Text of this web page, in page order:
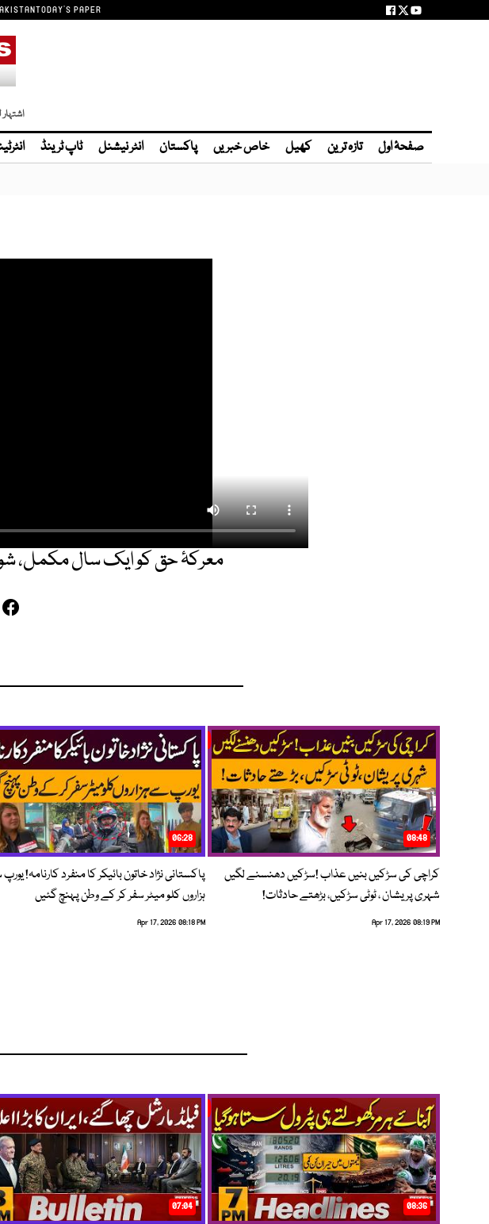
TODAY'S PAPER
صفحۂ اول تازہ ترین کھیل خاص خبریں پاکستان انٹر نیشنل ٹاپ ٹرینڈ
معرکۂ حق کو ایک سال مکمل،
08:48
کراچی کی سڑکیں بنیں عذاب !سڑکیں دھنسنے لگیں
شہری پریشان ، ٹوٹی سڑکیں، بڑھتے حادثات!
Apr 17, 2026 08:19 PM
06:28
پاکستانی نژاد خاتون بائیکر کا منفرد کارنامہ!
ہزاروں کلو میٹر سفر کر کے وطن پہنچ گئیں
Apr 17, 2026 08:18 PM
08:36
07:04